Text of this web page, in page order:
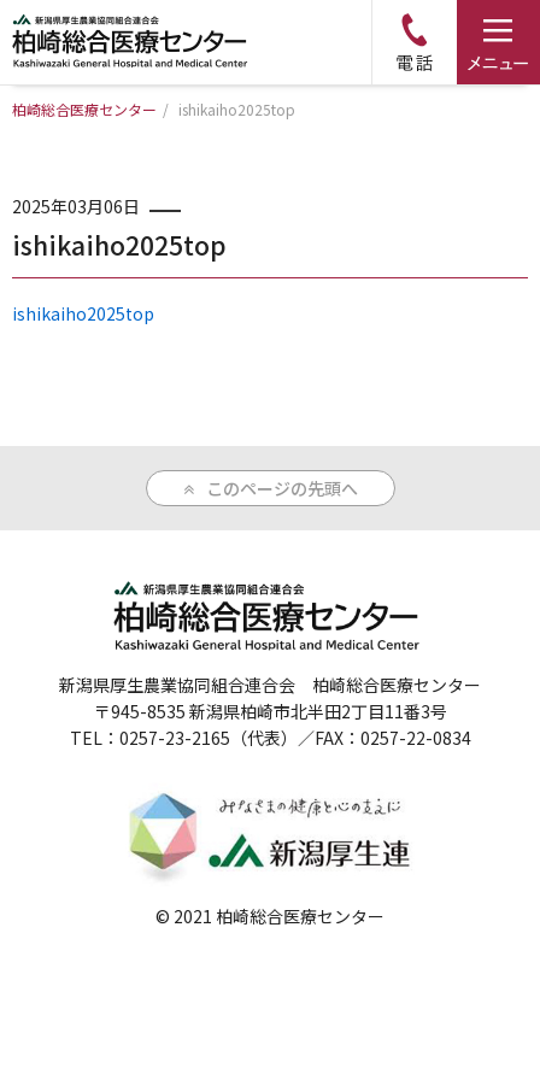
病院について
診療科・部門のご案内
入院のご案内
医療関係者の方へ
病院誌
個人情報保護方針
反社会的勢力に対する基本方針
院内感染対策指針
柏崎総合医療センター / ishikaiho2025top
2025年03月06日
ishikaiho2025top
ishikaiho2025top
このページの先頭へ
新潟県厚生農業協同組合連合会 柏崎総合医療センター
〒945-8535 新潟県柏崎市北半田2丁目11番3号
TEL：0257-23-2165（代表）／FAX：0257-22-0834
© 2021 柏崎総合医療センター